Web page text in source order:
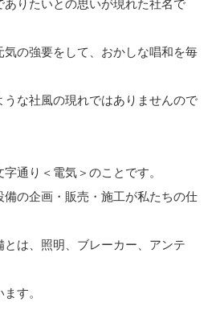
の強要をして、おかしな唱和を毎
な社風の現れではありませんので
通り＜電気＞のことです。
備の企画・販売・施工が私たちの仕
は、照明、ブレーカー、アンテ
す。